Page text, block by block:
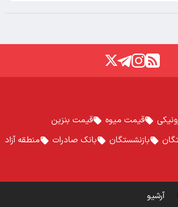
قیمت میوه
قیمت بنزین
بازنشستگان بانک صادرات
منطقه آزاد
آرشیو